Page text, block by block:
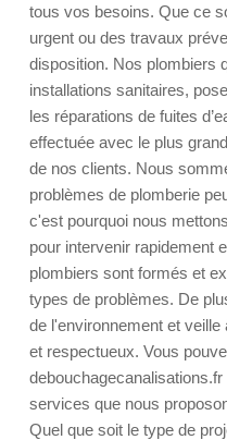
tous vos besoins. Que ce
urgent ou des travaux
disposition. Nos plombiers
installations sanitaires,
les réparations de fuites
effectuée avec le plus
de nos clients. Nous
problèmes de plomberie
c'est pourquoi nous
pour intervenir rapidement
plombiers sont formés et
types de problèmes. De
de l'environnement et
et respectueux. Vous
services que nous
Quel que soit le type de